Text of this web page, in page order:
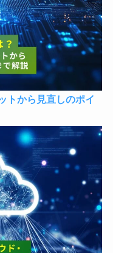
トから見直しのポイ